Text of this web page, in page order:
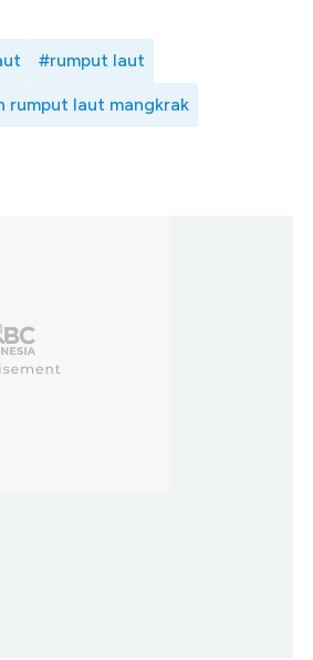
#rumput laut
rumput laut mangkrak